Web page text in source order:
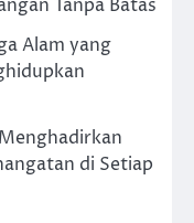
Tanpa Batas
Alam yang
di Setiap